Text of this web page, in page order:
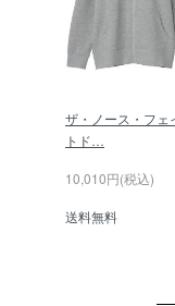
ザ・ノース・フェ
トド…
10,010円(税込)
送料無料